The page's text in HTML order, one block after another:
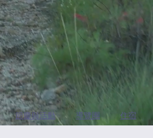
節慶與活動 導覽團 住宿